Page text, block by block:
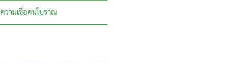
ความเชื่อคนโบราณ